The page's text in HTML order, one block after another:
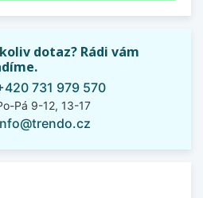
dotaz? Rádi vám
731 979 570
Pá 9-12, 13-17